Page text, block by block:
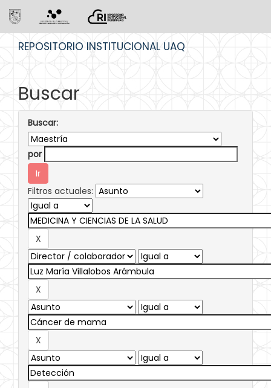
REPOSITORIO INSTITUCIONAL UAQ
Buscar
Buscar:
por
Filtros actuales: